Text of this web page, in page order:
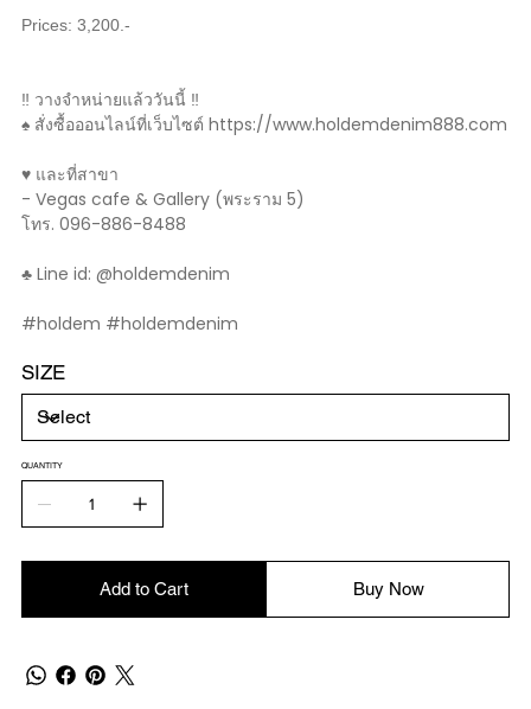
Prices: 3,200.-
‼️ วางจำหน่ายแล้ววันนี้ ‼️
♠️ สั่งซื้อออนไลน์ที่เว็บไซต์ https://www.holdemdenim888.com
♥️ และที่สาขา
- Vegas cafe & Gallery (พระราม 5)
โทร. 096-886-8488
♣️ Line id: @holdemdenim
#holdem #holdemdenim
SIZE
QUANTITY
Add to Cart Buy Now